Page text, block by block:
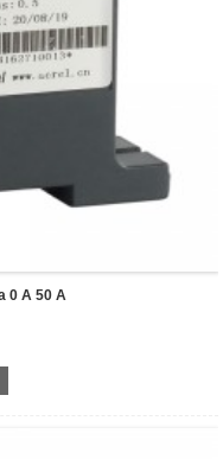
0 A 50 A
20 mA/4-20 mA